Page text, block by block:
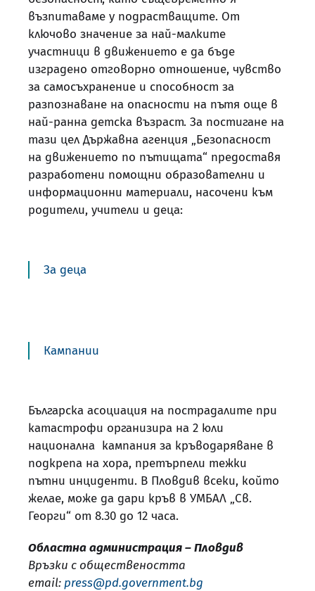
възпитаваме у подрастващите. От
ключово значение за най-малките
участници в движението е да бъде
изградено отговорно отношение, чувство
за самосъхранение и способност за
разпознаване на опасности на пътя още в
най-ранна детска възраст. За постигане на
тази цел Държавна агенция „Безопасност
на движението по пътищата“ предоставя
разработени помощни образователни и
информационни материали, насочени към
родители, учители и деца:
За деца
Кампании
Българска асоциация на пострадалите при
катастрофи организира на 2 юли
национална кампания за кръводаряване в
подкрепа на хора, претърпели тежки
пътни инциденти. В Пловдив всеки, който
желае, може да дари кръв в УМБАЛ „Св.
Георги“ от 8.30 до 12 часа.
Областна администрация – Пловдив
Връзки с обществеността
email: press@pd.government.bg